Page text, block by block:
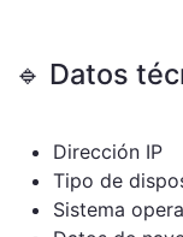
🔹 Datos
Dirección IP
Tipo de
Sistema